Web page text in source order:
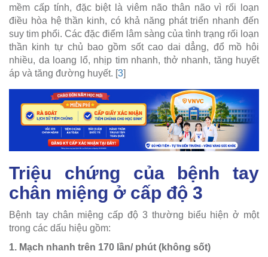
mềm cấp tính, đặc biệt là viêm não thân não vì rối loạn
điều hòa hệ thần kinh, có khả năng phát triển nhanh đến
suy tim phổi. Các đặc điểm lâm sàng của tình trạng rối loạn
thần kinh tự chủ bao gồm sốt cao dai dẳng, đổ mồ hôi
nhiều, da loang lổ, nhịp tim nhanh, thở nhanh, tăng huyết
áp và tăng đường huyết. [3]
Triệu chứng của bệnh tay
chân miệng ở cấp độ 3
Bệnh tay chân miệng cấp độ 3 thường biểu hiện ở một
trong các dấu hiệu gồm:
1. Mạch nhanh trên 170 lần/ phút (không sốt)